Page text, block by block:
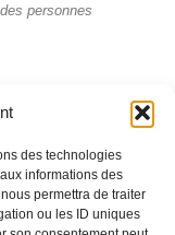
des technologies
informations des
permettra de traiter
ou les ID uniques
personnes